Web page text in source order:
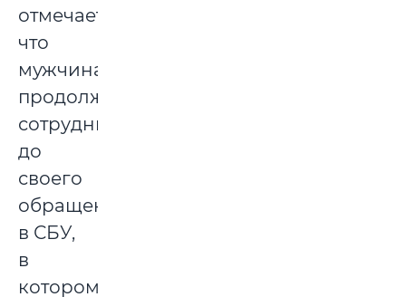
отмечается,
что
мужчина
продолжал
сотрудничество
до
своего
обращения
в СБУ,
в
котором